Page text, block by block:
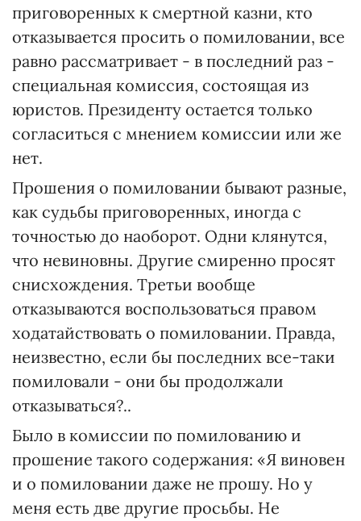
приговоренных к смертной казни, кто
отказывается просить о помиловании, все
равно рассматривает - в последний раз -
специальная комиссия, состоящая из
юристов. Президенту остается только
согласиться с мнением комиссии или же
нет.
Прошения о помиловании бывают разные,
как судьбы приговоренных, иногда с
точностью до наоборот. Одни клянутся,
что невиновны. Другие смиренно просят
снисхождения. Третьи вообще
отказываются воспользоваться правом
ходатайствовать о помиловании. Правда,
неизвестно, если бы последних все-таки
помиловали - они бы продолжали
отказываться?..
Было в комиссии по помилованию и
прошение такого содержания: «Я виновен
и о помиловании даже не прошу. Но у
меня есть две другие просьбы. Не